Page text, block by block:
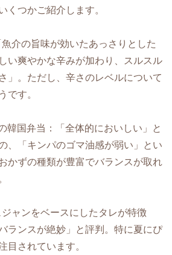
くつかご紹介します。
介の旨味が効いたあっさりとした
い爽やかな辛みが加わり、スルスル
」。ただし、辛さのレベルについて
です。
韓国弁当：「全体的においしい」と
、「キンパのゴマ油感が弱い」とい
かずの種類が豊富でバランスが取れ
ャンをベースにしたタレが特徴
ランスが絶妙」と評判。特に夏にぴ
目されています。